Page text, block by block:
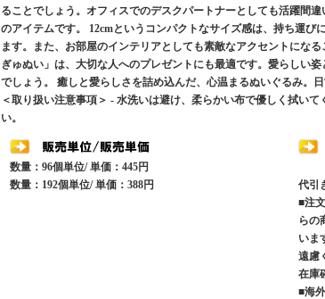
ることでしょう。オフィスでのデスクパートナーとしても活躍間
のアイテムです。 12cmというコンパクトなサイズ感は、持ち運
ます。また、お部屋のインテリアとしても素敵なアクセントにな
ぎゅぬい」は、大切な人へのプレゼントにも最適です。愛らしい
でしょう。 癒しと愛らしさを詰め込んだ、心温まるぬいぐるみ。
＜取り扱い注意事項＞ - 水洗いは避け、柔らかい布で優しく拭い
い。
数量：96個単位/ 単価：445円
数量：192個単位/ 単価：388円
代引
■注
らの
いま
遠慮
在庫
■海